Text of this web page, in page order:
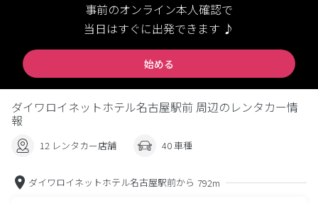
事前のオンライン本人確認で
当日はすぐに出発できます ♪
始める
ダイワロイネットホテル名古屋駅前 周辺のレンタカー情
報
12 レンタカー店舗 40 車種
ダイワロイネットホテル名古屋駅前から 792m